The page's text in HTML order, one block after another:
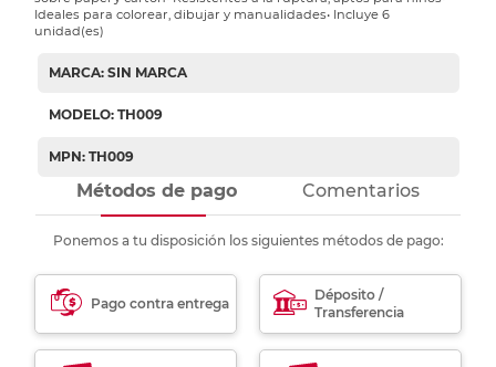
Ideales para colorear, dibujar y manualidades• Incluye 6
unidad(es)
MARCA: SIN MARCA
MODELO: TH009
MPN: TH009
Métodos de pago Comentarios
Ponemos a tu disposición los siguientes métodos de pago:
Pago contra entrega
Déposito /
Transferencia